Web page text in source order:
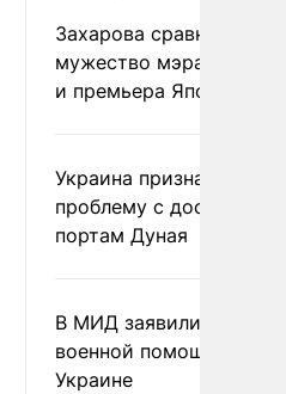
Захарова сравнила
мужество мэра
и премьера Японии
Украина признала
проблему с доступом к
портам Дуная
В МИД заявили о
военной помощи
Украине